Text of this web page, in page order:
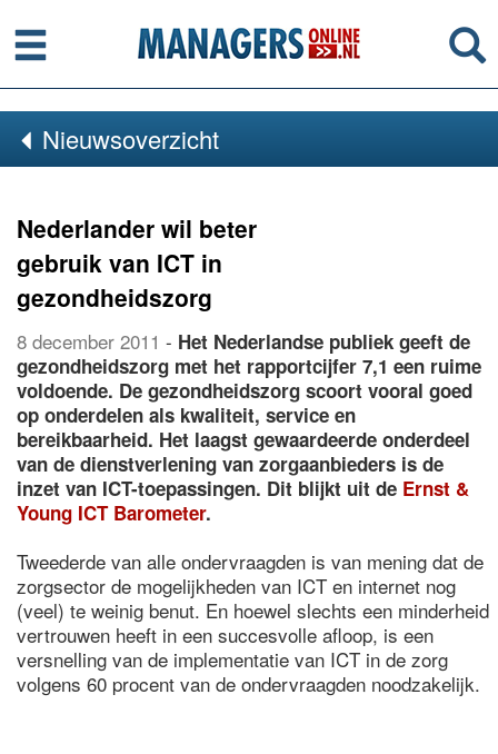
Menu
Nieuwsoverzicht
Nederlander wil beter
gebruik van ICT in
gezondheidszorg
8 december 2011 - Het Nederlandse publiek geeft de
gezondheidszorg met het rapportcijfer 7,1 een ruime
voldoende. De gezondheidszorg scoort vooral goed
op onderdelen als kwaliteit, service en
bereikbaarheid. Het laagst gewaardeerde onderdeel
van de dienstverlening van zorgaanbieders is de
inzet van ICT-toepassingen. Dit blijkt uit de Ernst &
Young ICT Barometer.
Tweederde van alle ondervraagden is van mening dat de
zorgsector de mogelijkheden van ICT en internet nog
(veel) te weinig benut. En hoewel slechts een minderheid
vertrouwen heeft in een succesvolle afloop, is een
versnelling van de implementatie van ICT in de zorg
volgens 60 procent van de ondervraagden noodzakelijk.